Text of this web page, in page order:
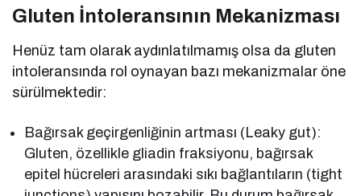
Gluten İntoleransının Mekanizması
Henüz tam olarak aydınlatılmamış olsa da gluten
intoleransında rol oynayan bazı mekanizmalar öne
sürülmektedir:
Bağırsak geçirgenliğinin artması (Leaky gut):
Gluten, özellikle gliadin fraksiyonu, bağırsak
epitel hücreleri arasındaki sıkı bağlantıların (tight